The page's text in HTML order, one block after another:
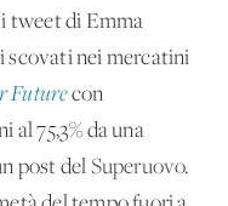
tweet di Emma
scovati nei mercatini
Futurecon
al 75,3% da una
post del Superuovo.